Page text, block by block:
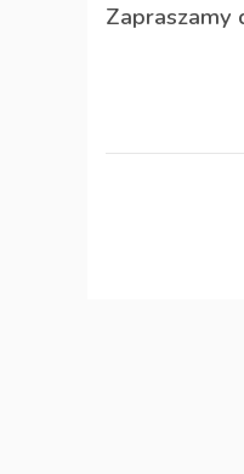
Zapraszamy